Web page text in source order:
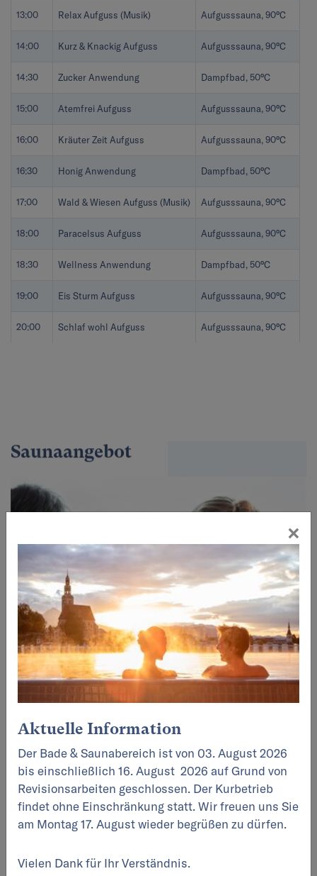
13:00 Relax Aufguss (Musik) Aufgusssauna, 90°C
14:00 Kurz & Knackig Aufguss Aufgusssauna, 90°C
14:30 Zucker Anwendung Dampfbad, 50°C
15:00 Atemfrei Aufguss Aufgusssauna, 90°C
16:00 Kräuter Zeit Aufguss Aufgusssauna, 90°C
16:30 Honig Anwendung Dampfbad, 50°C
17:00 Wald & Wiesen Aufguss (Musik) Aufgusssauna, 90°C
18:00 Paracelsus Aufguss Aufgusssauna, 90°C
18:30 Wellness Anwendung Dampfbad, 50°C
19:00 Eis Sturm Aufguss Aufgusssauna, 90°C
20:00 Schlaf wohl Aufguss Aufgusssauna, 90°C
Saunaangebot
MEHR ERFAHREN
Sauna FAQ - Häufige Fragen
×
Aktuelle Information
Der Bade & Saunabereich ist von 03. August 2026
bis einschließlich 16. August 2026 auf Grund von
Revisionsarbeiten geschlossen. Der Kurbetrieb
findet ohne Einschränkung statt. Wir freuen uns Sie
am Montag 17. August wieder begrüßen zu dürfen.
Vielen Dank für Ihr Verständnis.